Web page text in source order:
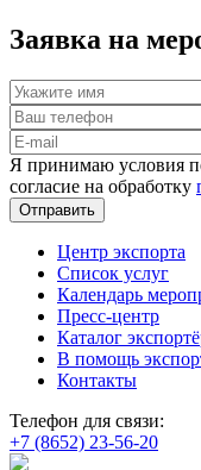
Заявка на
Я принимаю условия
согласие на обработку
Отправить
Центр экспорта
Список услуг
Календарь
Пресс-центр
Каталог
В помощь
Контакты
Телефон для связи:
+7 (8652) 23-56-20